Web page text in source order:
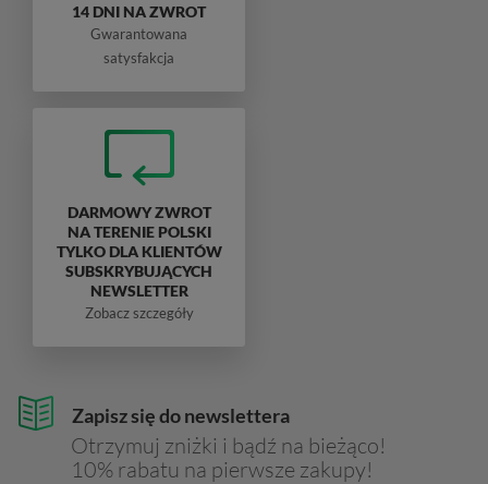
Zapisz się do newslettera
Otrzymuj zniżki i bądź na bieżąco!
10% rabatu na pierwsze zakupy!
14 DNI NA ZWROT
Gwarantowana
satysfakcja
DARMOWY ZWROT
NA TERENIE POLSKI
TYLKO DLA KLIENTÓW
SUBSKRYBUJĄCYCH
NEWSLETTER
Zobacz szczegóły